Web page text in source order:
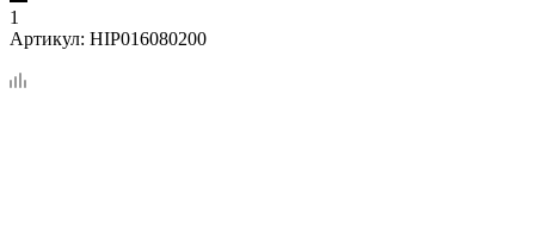
1
Артикул: HIP016080200